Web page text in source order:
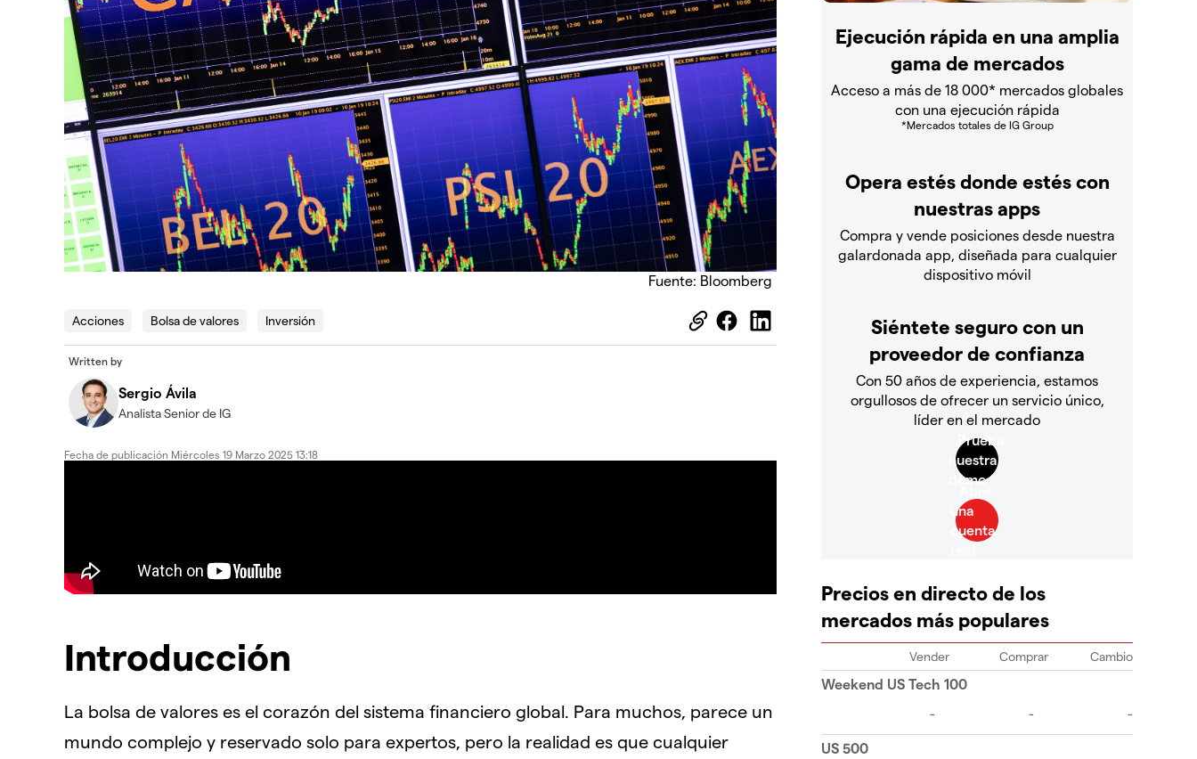
Fuente: Bloomberg
Acciones Bolsa de valores Inversión
Written by
Sergio Ávila
Analista Senior de IG
Fecha de publicación Miércoles 19 Marzo 2025 13:18
Introducción
La bolsa de valores es el corazón del sistema financiero global. Para muchos, parece un
mundo complejo y reservado solo para expertos, pero la realidad es que cualquier
Ejecución rápida en una amplia
gama de mercados
Acceso a más de 18 000* mercados globales
con una ejecución rápida
*Mercados totales de IG Group
Opera estés donde estés con
nuestras apps
Compra y vende posiciones desde nuestra
galardonada app, diseñada para cualquier
dispositivo móvil
Siéntete seguro con un
proveedor de confianza
Con 50 años de experiencia, estamos
orgullosos de ofrecer un servicio único,
líder en el mercado
Precios en directo de los
mercados más populares